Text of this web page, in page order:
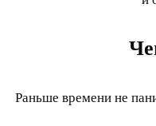
Раньше времени не